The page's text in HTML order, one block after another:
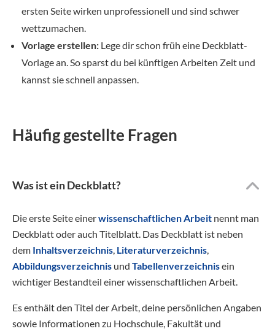
ersten Seite wirken unprofessionell und sind schwer
wettzumachen.
Vorlage erstellen: Lege dir schon früh eine Deckblatt-
Vorlage an. So sparst du bei künftigen Arbeiten Zeit und
kannst sie schnell anpassen.
Häufig gestellte Fragen
Was ist ein Deckblatt?
Die erste Seite einerwissenschaftlichen Arbeit nennt man
Deckblatt oder auch Titelblatt. Das Deckblatt ist neben
dem Inhaltsverzeichnis Literaturverzeichnis
Abbildungsverzeichnis und Tabellenverzeichnisein
wichtiger Bestandteil einer wissenschaftlichen Arbeit.
Es enthält den Titel der Arbeit, deine persönlichen Angaben
sowie Informationen zu Hochschule, Fakultät und